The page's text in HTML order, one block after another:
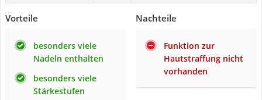
Vorteile
besonders viele
Nadeln enthalten
besonders viele
Stärkestufen
Nachteile
Funktion zur
Hautstraffung nicht
vorhanden